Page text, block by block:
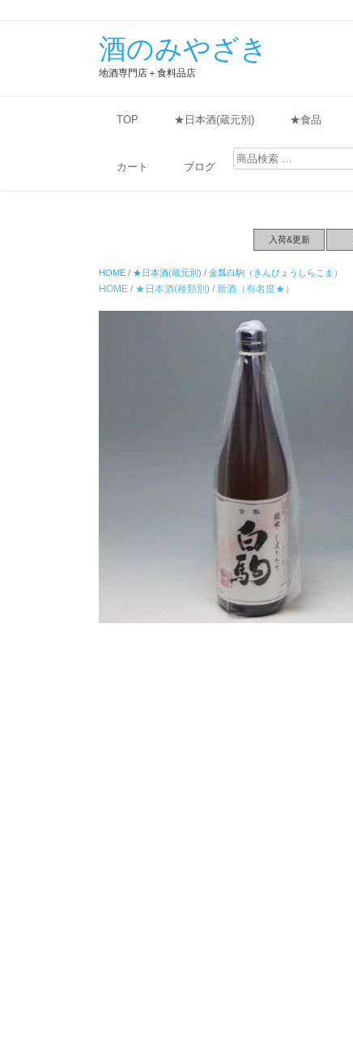
酒のみやざき
地酒専門店＋食料品店
TOP ★日本酒(蔵元別) ★食品
カート ブログ
検
索
入荷&更新
HOME / ★日本酒(蔵元別) / 金瓢白駒（きんぴょうしらこま）
HOME / ★日本酒(種類別) / 新酒（有名度★）